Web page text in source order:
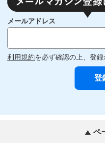
メールアドレス
利用規約を必ず確認の上、登録
ペ